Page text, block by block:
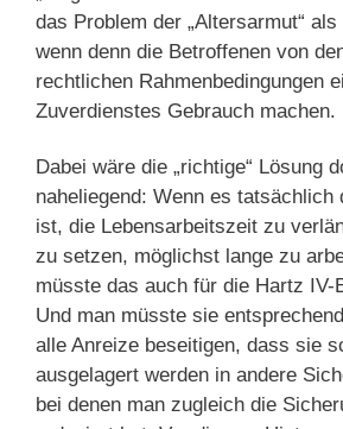
das Problem der „Altersarmut“
wenn denn die Betroffenen von
rechtlichen Rahmenbedingungen
Zuverdienstes Gebrauch machen.
Dabei wäre die „richtige“ Lösung
naheliegend: Wenn es tatsächlich
ist, die Lebensarbeitszeit zu
zu setzen, möglichst lange zu
müsste das auch für die Hartz IV-
Und man müsste sie
alle Anreize beseitigen, dass sie
ausgelagert werden in andere
bei denen man zugleich die